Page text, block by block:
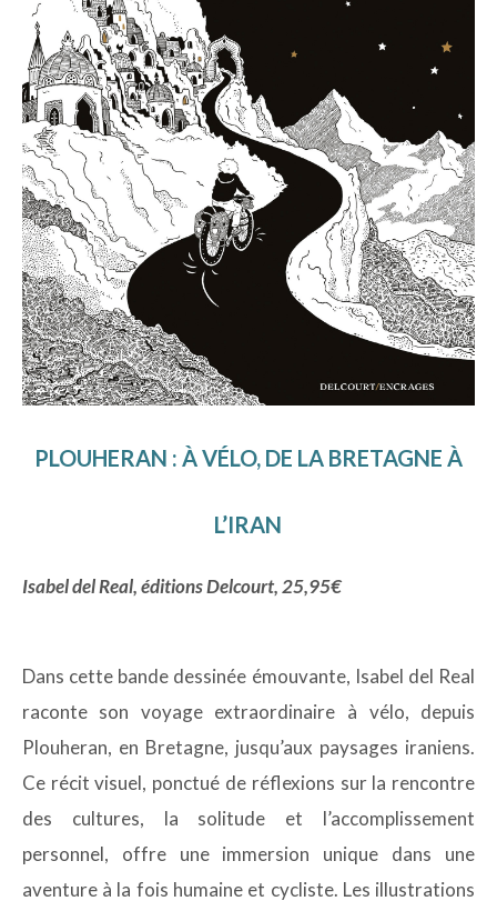
PLOUHERAN : À VÉLO, DE LA BRETAGNE À
L’IRAN
Isabel del Real, éditions Delcourt, 25,95€
Dans cette bande dessinée émouvante, Isabel del Real
raconte son voyage extraordinaire à vélo, depuis
Plouheran, en Bretagne, jusqu’aux paysages iraniens.
Ce récit visuel, ponctué de réflexions sur la rencontre
des cultures, la solitude et l’accomplissement
personnel, offre une immersion unique dans une
aventure à la fois humaine et cycliste. Les illustrations